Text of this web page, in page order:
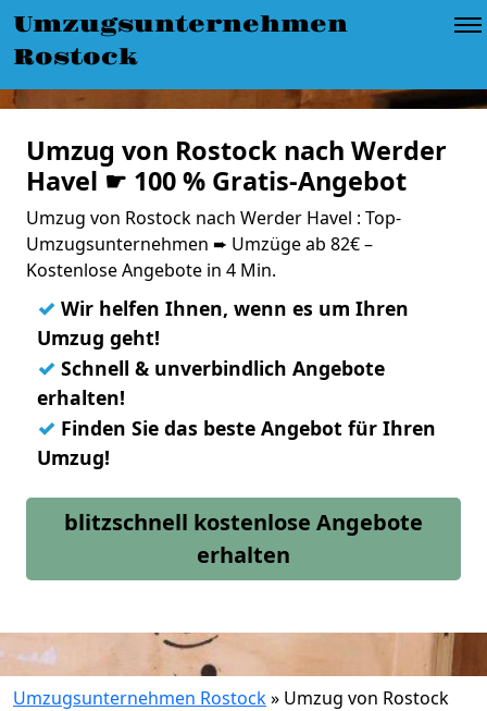
Umzugsunternehmen
Rostock
Umzug von Rostock nach Werder
Havel ☛ 100 % Gratis-Angebot
Umzug von Rostock nach Werder Havel : Top-
Umzugsunternehmen ➨ Umzüge ab 82€ –
Kostenlose Angebote in 4 Min.
✓ Wir helfen Ihnen, wenn es um Ihren
Umzug geht!
✓ Schnell & unverbindlich Angebote
erhalten!
✓ Finden Sie das beste Angebot für Ihren
Umzug!
blitzschnell kostenlose Angebote
erhalten
Umzugsunternehmen Rostock» Umzug von Rostock